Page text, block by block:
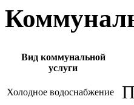
Вид коммунальной
услуги
Холодное водоснабжение